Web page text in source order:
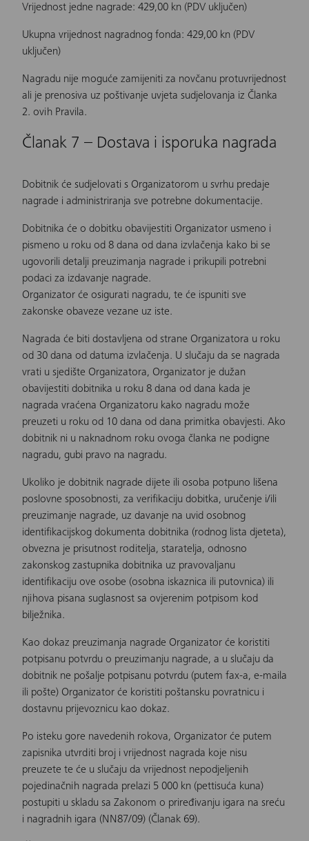
Vrijednost jedne nagrade: 429,00 kn (PDV uključen)
Ukupna vrijednost nagradnog fonda: 429,00 kn (PDV
uključen)
Nagradu nije moguće zamijeniti za novčanu protuvrijednost
ali je prenosiva uz poštivanje uvjeta sudjelovanja iz Članka
2. ovih Pravila.
Članak 7 – Dostava i isporuka nagrada
Dobitnik će sudjelovati s Organizatorom u svrhu predaje
nagrade i administriranja sve potrebne dokumentacije.
Dobitnika će o dobitku obavijestiti Organizator usmeno i
pismeno u roku od 8 dana od dana izvlačenja kako bi se
ugovorili detalji preuzimanja nagrade i prikupili potrebni
podaci za izdavanje nagrade.
Organizator će osigurati nagradu, te će ispuniti sve
zakonske obaveze vezane uz iste.
Nagrada će biti dostavljena od strane Organizatora u roku
od 30 dana od datuma izvlačenja. U slučaju da se nagrada
vrati u sjedište Organizatora, Organizator je dužan
obavijestiti dobitnika u roku 8 dana od dana kada je
nagrada vraćena Organizatoru kako nagradu može
preuzeti u roku od 10 dana od dana primitka obavjesti. Ako
dobitnik ni u naknadnom roku ovoga članka ne podigne
nagradu, gubi pravo na nagradu.
Ukoliko je dobitnik nagrade dijete ili osoba potpuno lišena
poslovne sposobnosti, za verifikaciju dobitka, uručenje i/ili
preuzimanje nagrade, uz davanje na uvid osobnog
identifikacijskog dokumenta dobitnika (rodnog lista djeteta),
obvezna je prisutnost roditelja, staratelja, odnosno
zakonskog zastupnika dobitnika uz pravovaljanu
identifikaciju ove osobe (osobna iskaznica ili putovnica) ili
njihova pisana suglasnost sa ovjerenim potpisom kod
bilježnika.
Kao dokaz preuzimanja nagrade Organizator će koristiti
potpisanu potvrdu o preuzimanju nagrade, a u slučaju da
dobitnik ne pošalje potpisanu potvrdu (putem fax-a, e-maila
ili pošte) Organizator će koristiti poštansku povratnicu i
dostavnu prijevoznicu kao dokaz.
Po isteku gore navedenih rokova, Organizator će putem
zapisnika utvrditi broj i vrijednost nagrada koje nisu
preuzete te će u slučaju da vrijednost nepodjeljenih
pojedinačnih nagrada prelazi 5 000 kn (pettisuća kuna)
postupiti u skladu sa Zakonom o priređivanju igara na sreću
i nagradnih igara (NN87/09) (Članak 69).